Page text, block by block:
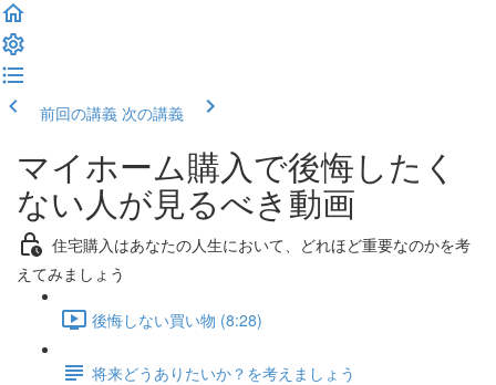
前回の講義 次の講義
マイホーム購入で後悔したく
ない人が見るべき動画
住宅購入はあなたの人生において、どれほど重要なのかを考
えてみましょう
後悔しない買い物 (8:28)
将来どうありたいか？を考えましょう